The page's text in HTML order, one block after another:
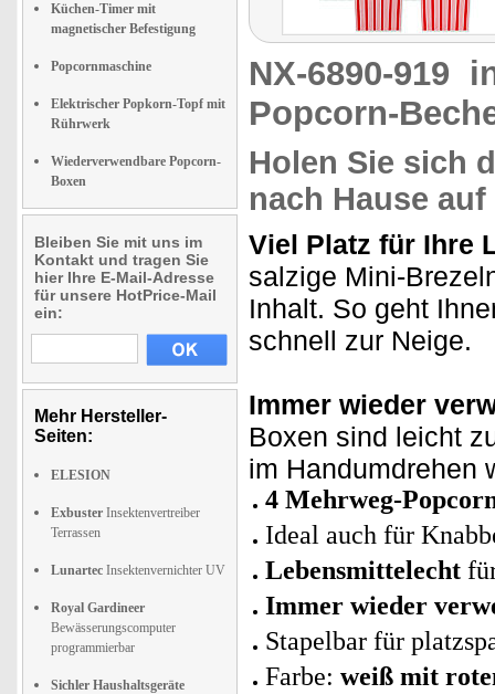
Küchen-Timer mit
magnetischer Befestigung
Popcornmaschine
Elektrischer Popkorn-Topf mit
Rührwerk
Wiederverwendbare Popcorn-
Boxen
Bleiben Sie mit uns im
Kontakt und tragen Sie
hier Ihre E-Mail-Adresse
für unsere HotPrice-Mail
ein:
Mehr Hersteller-
Seiten:
ELESION
Exbuster Insektenvertreiber
Terrassen
Lunartec Insektenvernichter UV
Royal Gardineer
Bewässerungscomputer
programmierbar
Sichler Haushaltsgeräte
NX-6890-919
Popcorn-
Holen Sie sich
nach Hause
Viel Platz für Ihre
salzige Mini-
Inhalt. So geht
schnell zur Neige.
Immer wieder
Boxen sind leicht
im Handumdrehen
4 Mehrweg-
Ideal auch für
Lebensmittelecht
Immer wieder
Stapelbar für
Farbe: weiß mit